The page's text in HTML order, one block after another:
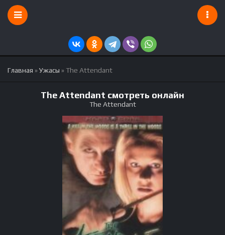
Главная »Ужасы » The Attendant
The Attendant смотреть онлайн
The Attendant